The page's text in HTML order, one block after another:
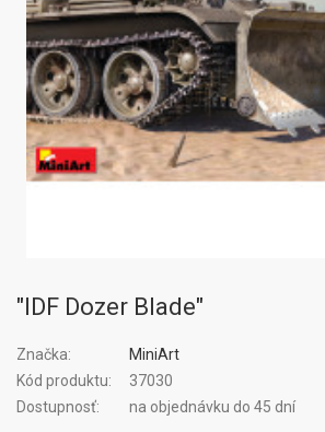
"IDF Dozer Blade"
Značka:
MiniArt
Kód produktu:
37030
Dostupnosť:
na objednávku do 45 dní